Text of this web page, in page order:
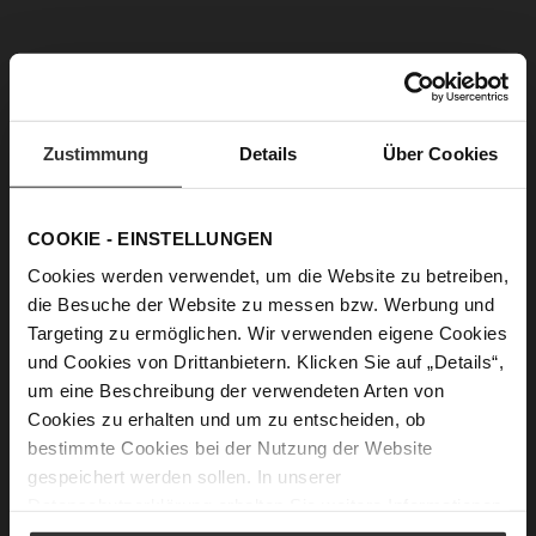
Zustimmung Details Über Cookies
COOKIE - EINSTELLUNGEN
Cookies werden verwendet, um die Website zu betreiben,
die Besuche der Website zu messen bzw. Werbung und
Targeting zu ermöglichen. Wir verwenden eigene Cookies
und Cookies von Drittanbietern. Klicken Sie auf „Details“,
um eine Beschreibung der verwendeten Arten von
Cookies zu erhalten und um zu entscheiden, ob
bestimmte Cookies bei der Nutzung der Website
gespeichert werden sollen. In unserer
Petite chèrie - das ist der perfekte Kosename für
In Kombination mit den dazupassenden
Handschuhen oder Gürteln lassen sich monochrome
Outfits wunderbar ergänzen.
The perfect match!
Als Set oder gemixt mit anderen Farben - mit unseren
neuen Accessoires lässt sich das Sommerfeeling
mühelos in den Herbst mitnehmen.